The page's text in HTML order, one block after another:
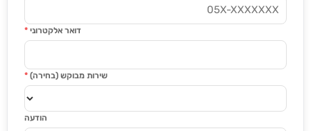
דואר אלקטרוני *
שירות מבוקש (בחירה) *
הודעה